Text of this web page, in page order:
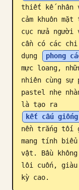
thiết kế nhân
cảm khuôn
cục nửa người
cần có các
dụng
phong
mực loang,
nhiên cùng sự
pastel nhẹ
là tạo ra
kết cấu giống
nền trắng tối
mang tính
vật. Bầu
lôi cuốn,
kỳ cao.